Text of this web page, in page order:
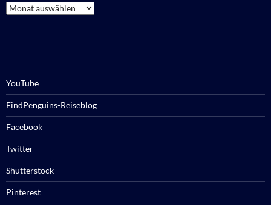
Archiv
YouTube
FindPenguins-Reiseblog
Facebook
Twitter
Shutterstock
Pinterest